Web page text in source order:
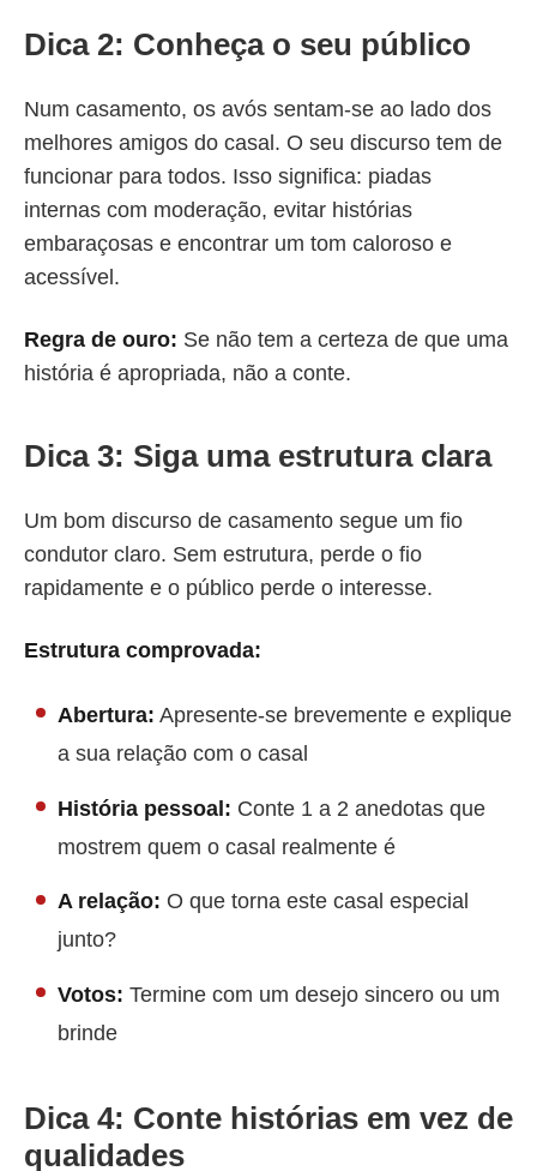
Dica 2: Conheça o seu público
Num casamento, os avós sentam-se ao lado dos
melhores amigos do casal. O seu discurso tem de
funcionar para todos. Isso significa: piadas
internas com moderação, evitar histórias
embaraçosas e encontrar um tom caloroso e
acessível.
Regra de ouro: Se não tem a certeza de que uma
história é apropriada, não a conte.
Dica 3: Siga uma estrutura clara
Um bom discurso de casamento segue um fio
condutor claro. Sem estrutura, perde o fio
rapidamente e o público perde o interesse.
Estrutura comprovada:
Abertura: Apresente-se brevemente e explique
a sua relação com o casal
História pessoal: Conte 1 a 2 anedotas que
mostrem quem o casal realmente é
A relação: O que torna este casal especial
junto?
Votos: Termine com um desejo sincero ou um
brinde
Dica 4: Conte histórias em vez de
qualidades